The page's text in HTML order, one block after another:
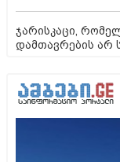
ჯარისკაცი,
დამთავრების არ